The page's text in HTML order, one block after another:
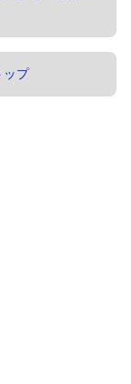
ップ